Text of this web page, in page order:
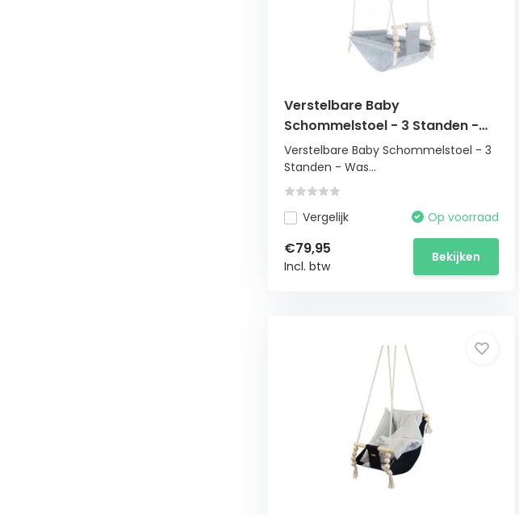
Verstelbare Baby
Schommelstoel - 3 Standen -
Wasbaar Velours - Tot 20kg
Verstelbare Baby Schommelstoel - 3
Standen - Was...
Vergelijk Op voorraad
€79,95
Incl. btw
Bekijken